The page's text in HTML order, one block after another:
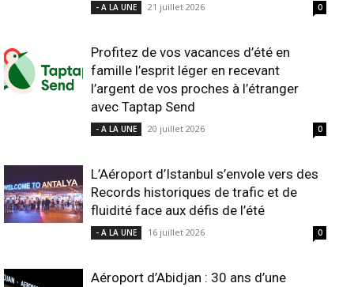
- A LA UNE 21 juillet 2026 0
Profitez de vos vacances d’été en
famille l’esprit léger en recevant
l’argent de vos proches à l’étranger
avec Taptap Send
- A LA UNE 20 juillet 2026 0
L’Aéroport d’Istanbul s’envole vers des
Records historiques de trafic et de
fluidité face aux défis de l’été
- A LA UNE 16 juillet 2026 0
Aéroport d’Abidjan : 30 ans d’une